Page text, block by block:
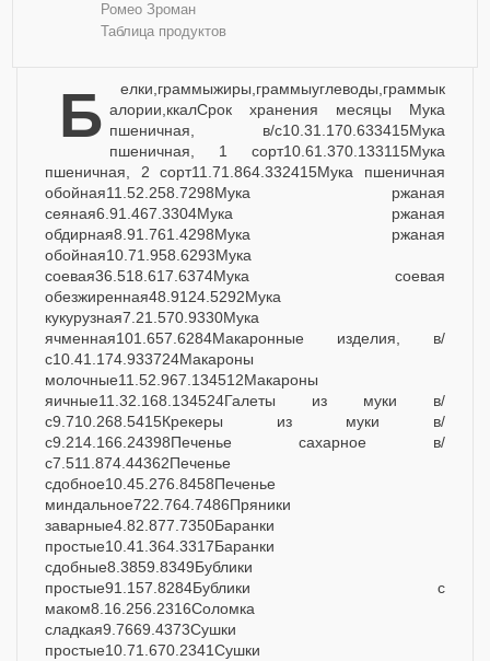
Ромео Зроман
Таблица продуктов
белки,граммыжиры,граммыуглеводы,граммык алории,ккалСрок хранения месяцы Мука
пшеничная, в/с10.31.170.633415Мука
пшеничная, 1 сорт10.61.370.133115Мука
пшеничная, 2 сорт11.71.864.332415Мука пшеничная
обойная11.52.258.7298Мука ржаная
сеяная6.91.467.3304Мука ржаная
обдирная8.91.761.4298Мука ржаная
обойная10.71.958.6293Мука
соевая36.518.617.6374Мука соевая
обезжиренная48.9124.5292Мука
кукурузная7.21.570.9330Мука
ячменная101.657.6284Макаронные изделия, в/
с10.41.174.933724Макароны
молочные11.52.967.134512Макароны
яичные11.32.168.134524Галеты из муки в/
с9.710.268.5415Крекеры из муки в/
с9.214.166.24398Печенье сахарное в/
с7.511.874.44362Печенье
сдобное10.45.276.8458Печенье
миндальное722.764.7486Пряники
заварные4.82.877.7350Баранки
простые10.41.364.3317Баранки
сдобные8.3859.8349Бублики
простые91.157.8284Бублики с
маком8.16.256.2316Соломка
сладкая9.7669.4373Сушки
простые10.71.670.2341Сушки